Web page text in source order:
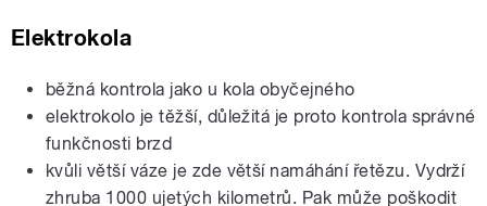
Elektrokola
běžná kontrola jako u kola obyčejného
elektrokolo je těžší, důležitá je proto kontrola správné
funkčnosti brzd
kvůli větší váze je zde větší namáhání řetězu. Vydrží
zhruba 1000 ujetých kilometrů. Pak může poškodit